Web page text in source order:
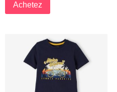
Achetez